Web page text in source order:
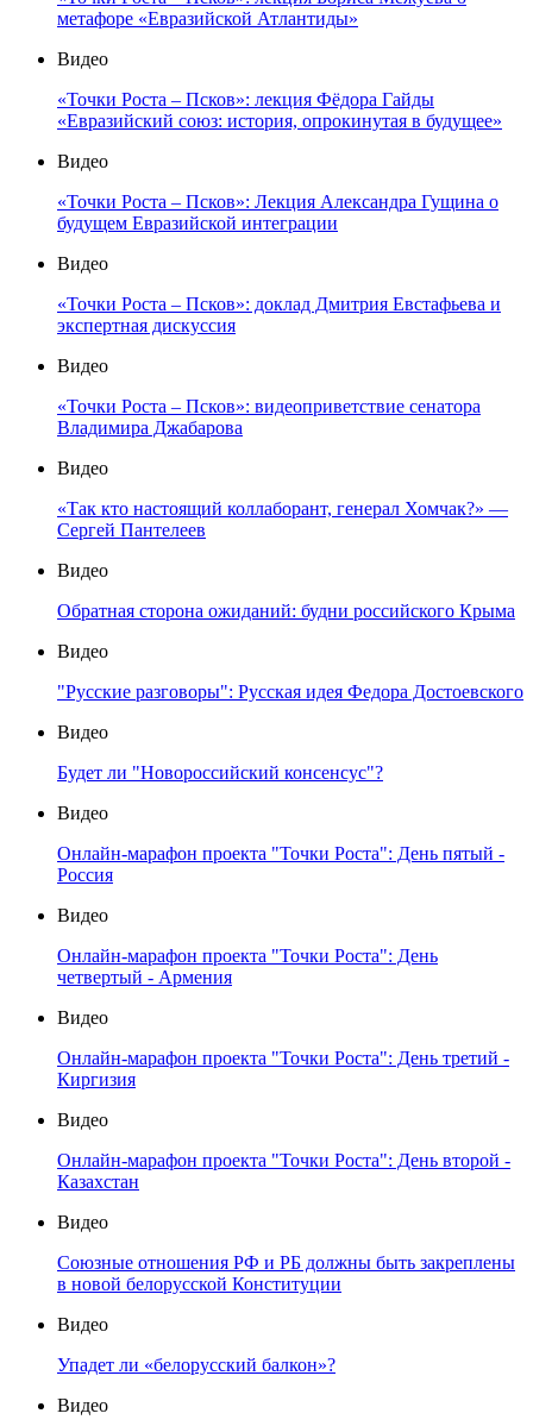
метафоре «Евразийской Атлантиды»
Видео
«Точки Роста – Псков»: лекция Фёдора Гайды
«Евразийский союз: история, опрокинутая в будущее»
Видео
«Точки Роста – Псков»: Лекция Александра Гущина о
будущем Евразийской интеграции
Видео
«Точки Роста – Псков»: доклад Дмитрия Евстафьева и
экспертная дискуссия
Видео
«Точки Роста – Псков»: видеоприветствие сенатора
Владимира Джабарова
Видео
«Так кто настоящий коллаборант, генерал Хомчак?» —
Сергей Пантелеев
Видео
Обратная сторона ожиданий: будни российского Крыма
Видео
"Русские разговоры": Русская идея Федора Достоевского
Видео
Будет ли "Новороссийский консенсус"?
Видео
Онлайн-марафон проекта "Точки Роста": День пятый -
Россия
Видео
Онлайн-марафон проекта "Точки Роста": День
четвертый - Армения
Видео
Онлайн-марафон проекта "Точки Роста": День третий -
Киргизия
Видео
Онлайн-марафон проекта "Точки Роста": День второй -
Казахстан
Видео
Союзные отношения РФ и РБ должны быть закреплены
в новой белорусской Конституции
Видео
Упадет ли «белорусский балкон»?
Видео